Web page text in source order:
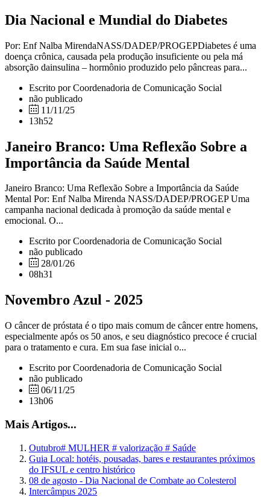
Dia Nacional e Mundial do Diabetes
Por: Enf Nalba MirendaNASS/DADEP/PROGEPDiabetes é uma
doença crônica, causada pela produção insuficiente ou pela má
absorção dainsulina – hormônio produzido pelo pâncreas para...
Escrito por Coordenadoria de Comunicação Social
não publicado
11/11/25
13h52
Janeiro Branco: Uma Reflexão Sobre a
Importância da Saúde Mental
Janeiro Branco: Uma Reflexão Sobre a Importância da Saúde
Mental Por: Enf Nalba Mirenda NASS/DADEP/PROGEP Uma
campanha nacional dedicada à promoção da saúde mental e
emocional. O...
Escrito por Coordenadoria de Comunicação Social
não publicado
28/01/26
08h31
Novembro Azul - 2025
O câncer de próstata é o tipo mais comum de câncer entre homens,
especialmente após os 50 anos, e seu diagnóstico precoce é crucial
para o tratamento e cura. Em sua fase inicial o...
Escrito por Coordenadoria de Comunicação Social
não publicado
06/11/25
13h06
Mais Artigos...
Outubro# MULHER # valorização # Saúde
Guia Local: hotéis, pousadas, bares e restaurantes próximos
do IFSUL e centro histórico
08 de agosto - Dia Nacional de Combate ao Colesterol
Intercâmpus 2025